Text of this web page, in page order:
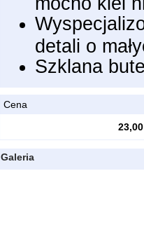
detali o
Szklana
Cena
23,00
Galeria